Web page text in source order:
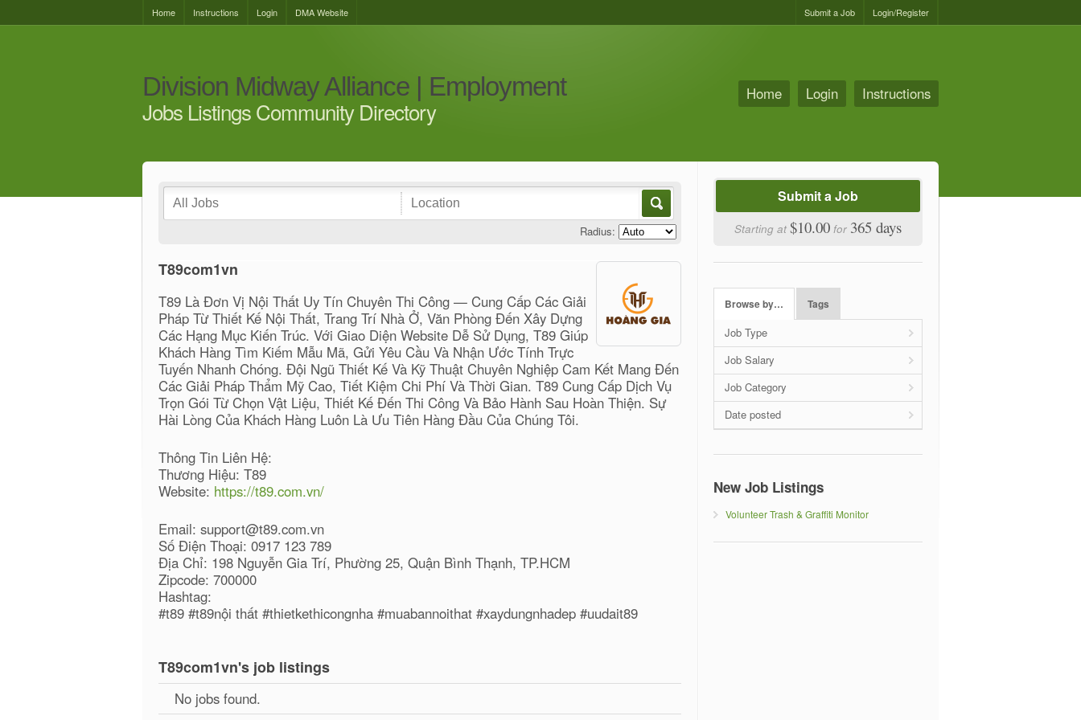
Home Instructions Login DMA Website Login/Register
Submit a Job
Division Midway Alliance | Employment
Jobs Listings Community Directory
Home Login Instructions
Radius:
T89com1vn
T89 Là Đơn Vị Nội Thất Uy Tín Chuyên Thi Công — Cung Cấp Các Giải
Pháp Từ Thiết Kế Nội Thất, Trang Trí Nhà Ở, Văn Phòng Đến Xây Dựng
Các Hạng Mục Kiến Trúc. Với Giao Diện Website Dễ Sử Dụng, T89 Giúp
Khách Hàng Tìm Kiếm Mẫu Mã, Gửi Yêu Cầu Và Nhận Ước Tính Trực
Tuyến Nhanh Chóng. Đội Ngũ Thiết Kế Và Kỹ Thuật Chuyên Nghiệp Cam Kết Mang Đến
Các Giải Pháp Thẩm Mỹ Cao, Tiết Kiệm Chi Phí Và Thời Gian. T89 Cung Cấp Dịch Vụ
Trọn Gói Từ Chọn Vật Liệu, Thiết Kế Đến Thi Công Và Bảo Hành Sau Hoàn Thiện. Sự
Hài Lòng Của Khách Hàng Luôn Là Ưu Tiên Hàng Đầu Của Chúng Tôi.
Thông Tin Liên Hệ:
Thương Hiệu: T89
Website: https://t89.com.vn/
Email: support@t89.com.vn
Số Điện Thoại: 0917 123 789
Địa Chỉ: 198 Nguyễn Gia Trí, Phường 25, Quận Bình Thạnh, TP.HCM
Zipcode: 700000
Hashtag:
#t89 #t89nội thất #thietkethicongnha #muabannoithat #xaydungnhadep #uudait89
T89com1vn's job listings
No jobs found.
Submit a Job
Starting at $10.00 for 365 days
Browse by… Tags
Job Type
Job Salary
Job Category
Date posted
New Job Listings
Volunteer Trash & Graffiti Monitor